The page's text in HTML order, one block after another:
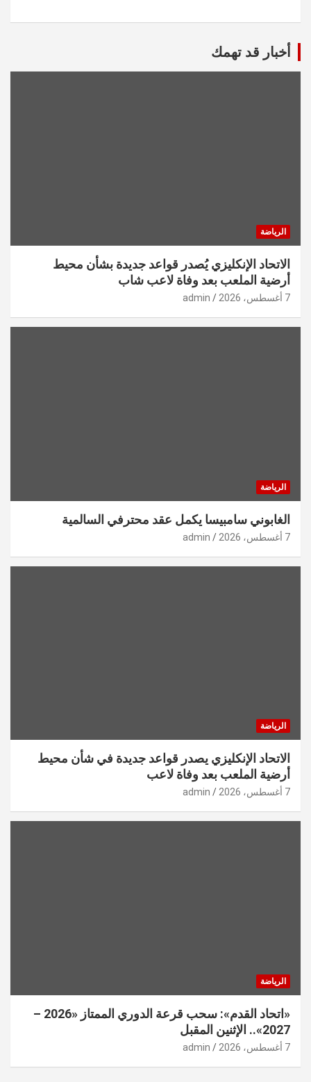
أخبار قد تهمك
الرياضة
الاتحاد الإنكليزي يُصدر قواعد جديدة بشأن محيط
أرضية الملعب بعد وفاة لاعب شاب
7 أغسطس، 2026 admin
الرياضة
الغابوني سامبيسا يكمل عقد محترفي السالمية
7 أغسطس، 2026 admin
الرياضة
الاتحاد الإنكليزي يصدر قواعد جديدة في شأن محيط
أرضية الملعب بعد وفاة لاعب
7 أغسطس، 2026 admin
الرياضة
«اتحاد القدم»: سحب قرعة الدوري الممتاز «2026 –
2027».. الإثنين المقبل
7 أغسطس، 2026 admin